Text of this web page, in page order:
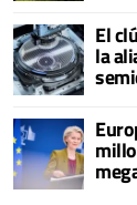
El
la